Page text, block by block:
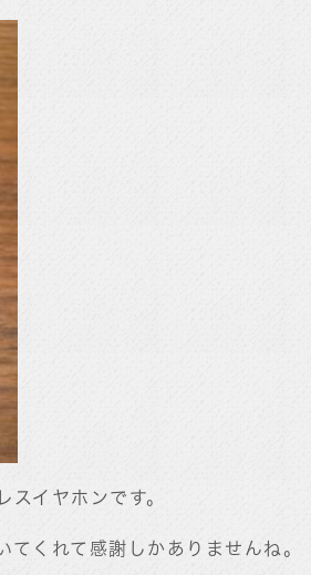
スイヤホンです。
くれて感謝しかありませんね。